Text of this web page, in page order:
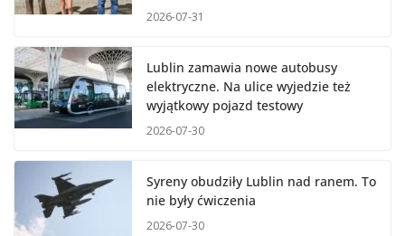
2026-07-31
Lublin zamawia nowe autobusy
elektryczne. Na ulice wyjedzie też
wyjątkowy pojazd testowy
2026-07-30
Syreny obudziły Lublin nad ranem. To
nie były ćwiczenia
2026-07-30